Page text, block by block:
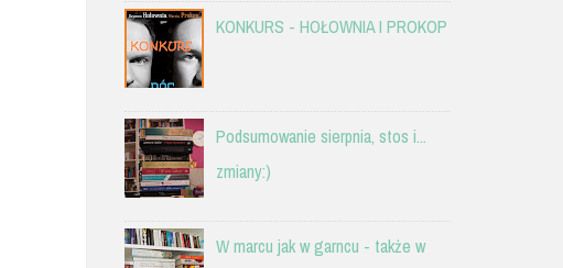
KONKURS - HOŁOWNIA I PROKOP
Podsumowanie sierpnia, stos i...
zmiany:)
W marcu jak w garncu - także w